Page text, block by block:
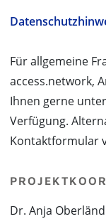
Für allgemeine
access.network,
Ihnen gerne unter
Verfügung.
Kontaktformular
Dr. Anja